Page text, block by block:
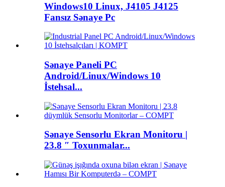
Windows10 Linux, J4105 J4125
Fansız Sənaye Pc
Sənaye Paneli PC
Android/Linux/Windows 10
İstehsal...
Sənaye Sensorlu Ekran Monitoru |
23.8 ″ Toxunmalar...